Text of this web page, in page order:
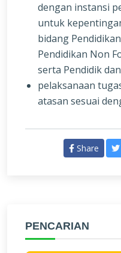
dengan instansi
untuk
bidang
Pendidikan Non
serta Pendidik
pelaksanaan
atasan sesuai
Share
PENCARIAN